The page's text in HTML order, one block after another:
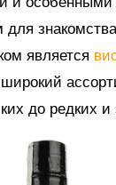
является
до редких